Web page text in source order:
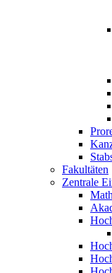
Fakultäten
Zentrale